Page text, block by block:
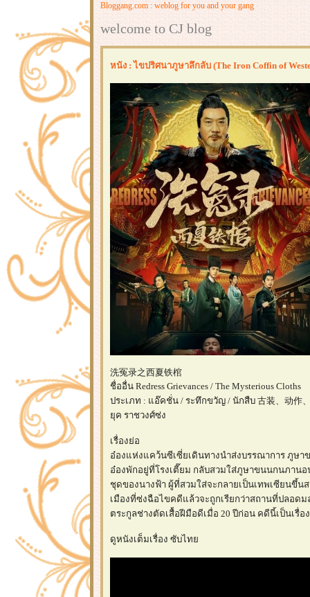
Bloggang.com : weblog for you and your gang
welcome to CJ blog
หนัง : ไขปริศนาภูษาลึกลับ (The Iron Coffin of
洗冤录之西夏铁棺
ชื่ออื่น Redress Grievances / The Mysterious Cloths
ประเภท : แอ๊คชั่น / ระทึกขวัญ / นักสืบ 古装、动作
ุค ราชวงศ์ซ่ง
เรื่องย่อ
อ๋องแห่งแคว้นซีเซี่ยเดินทางนำส่งบรรณาการ ภูษา
อ๋องพักอยู่ที่โรงเตี๊ยม กลับสวมใส่ภูษาขนนกนภาน
ชุดของนางฟ้า ผู้ที่สวมใส่จะกลายเป็นเทพเซียนขึ้น
เมืองที่ซ่งฉือไขคดีแล้วจะถูกเรียกว่าสถานที่ปลอด
ตระกูลช่างตัดเสื้อฝีมือดีเมื่อ 20 ปีก่อน คดีนี้เป็นเรื่
ดูหนังเต็มเรื่อง ซับไท